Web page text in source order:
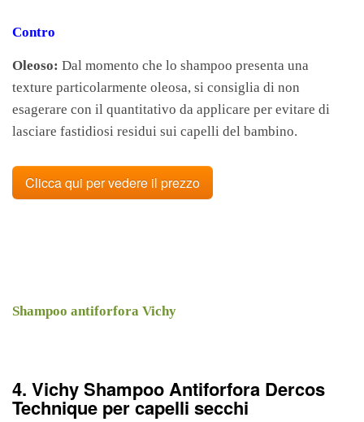
Contro
Oleoso: Dal momento che lo shampoo presenta una
texture particolarmente oleosa, si consiglia di non
esagerare con il quantitativo da applicare per evitare di
lasciare fastidiosi residui sui capelli del bambino.
Clicca qui per vedere il prezzo
Shampoo antiforfora Vichy
4. Vichy Shampoo Antiforfora Dercos
Technique per capelli secchi